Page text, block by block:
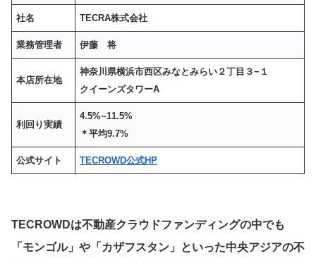
社名 TECRA株式会社
業務管理者 伊藤 将
本店所在地
神奈川県横浜市西区みなとみらい２丁目３−１
クイーンズタワーA
利回り実績
4.5%~11.5%
＊平均9.7%
公式サイト TECROWD公式HP
TECROWDは不動産クラウドファンディングの中でも
「モンゴル」や「カザフスタン」といった中央アジアの不